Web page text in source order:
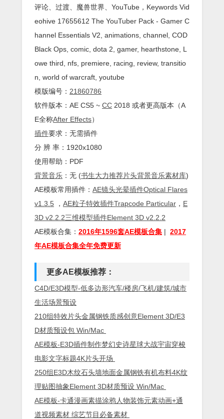
评论、过渡、魔兽世界、YouTube，Keywords Vid
eohive 17655612 The YouTuber Pack - Gamer C
hannel Essentials V2, animations, channel, COD
Black Ops, comic, dota 2, gamer, hearthstone, L
owe third, nfs, premiere, racing, review, transitio
n, world of warcraft, youtube
模版编号： 21860786
软件版本：AE CS5 ~ CC 2018 或者更高版本（A
E全称After Effects）
插件要求：无需插件
分 辨 率：1920x1080
使用帮助：PDF
背景音乐 ：无 (书生大力推荐片头背景音乐素材库)
AE模板常用插件： AE镜头光晕插件Optical Flares
v1.3.5 ， AE粒子特效插件Trapcode Particular ， E
3D v2.2.2三维模型插件Element 3D v2.2.2
AE模板合集： 2016年1596套AE模板合集 | 2017
年AE模板合集全年免费更新
更多AE模板推荐：
C4D/E3D模型-低多边形汽车/楼房/飞机/建筑/城市
生活场景预设
210组特效片头金属钢铁质感创意Element 3D/E3
D材质预设包 Win/Mac
AE模板-E3D插件制作梦幻史诗星球大战宇宙穿梭
电影文字标题4K片头开场
250组E3D木纹石头墙地面金属钢铁有机布料4K纹
理贴图抽象Element 3D材质预设 Win/Mac
AE模板-卡通漫画素描涂鸦人物装饰元素动画+通
道视频素材 综艺节目必备素材